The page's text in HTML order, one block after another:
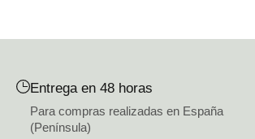
Entrega en 48 horas
Para compras realizadas en España
(Península)